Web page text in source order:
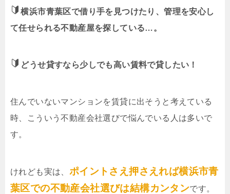
横浜市青葉区で借り手を見つけたり、管理を安心し
て任せられる不動産屋を探している…。
どうせ貸すなら少しでも高い賃料で貸したい！
住んでいないマンションを賃貸に出そうと考えている
時、こういう不動産会社選びで悩んでいる人は多いで
す。
けれども実は、 ポイントさえ押さえれば横浜市青
葉区での不動産会社選びは結構カンタンです。